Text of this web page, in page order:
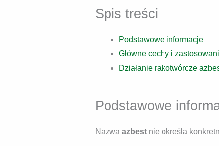
Spis treści
Podstawowe informacje
Główne cechy i
Działanie rakotwórcze
Podstawowe
Nazwa azbest nie określa